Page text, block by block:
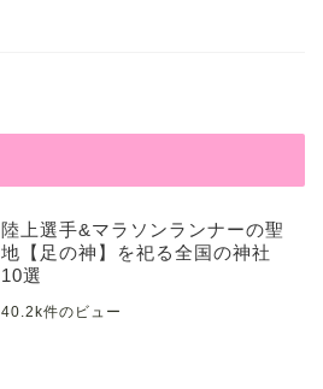
陸上選手&マラソンランナーの聖
地【足の神】を祀る全国の神社
10選
40.2k件のビュー